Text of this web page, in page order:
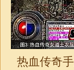
热血传奇